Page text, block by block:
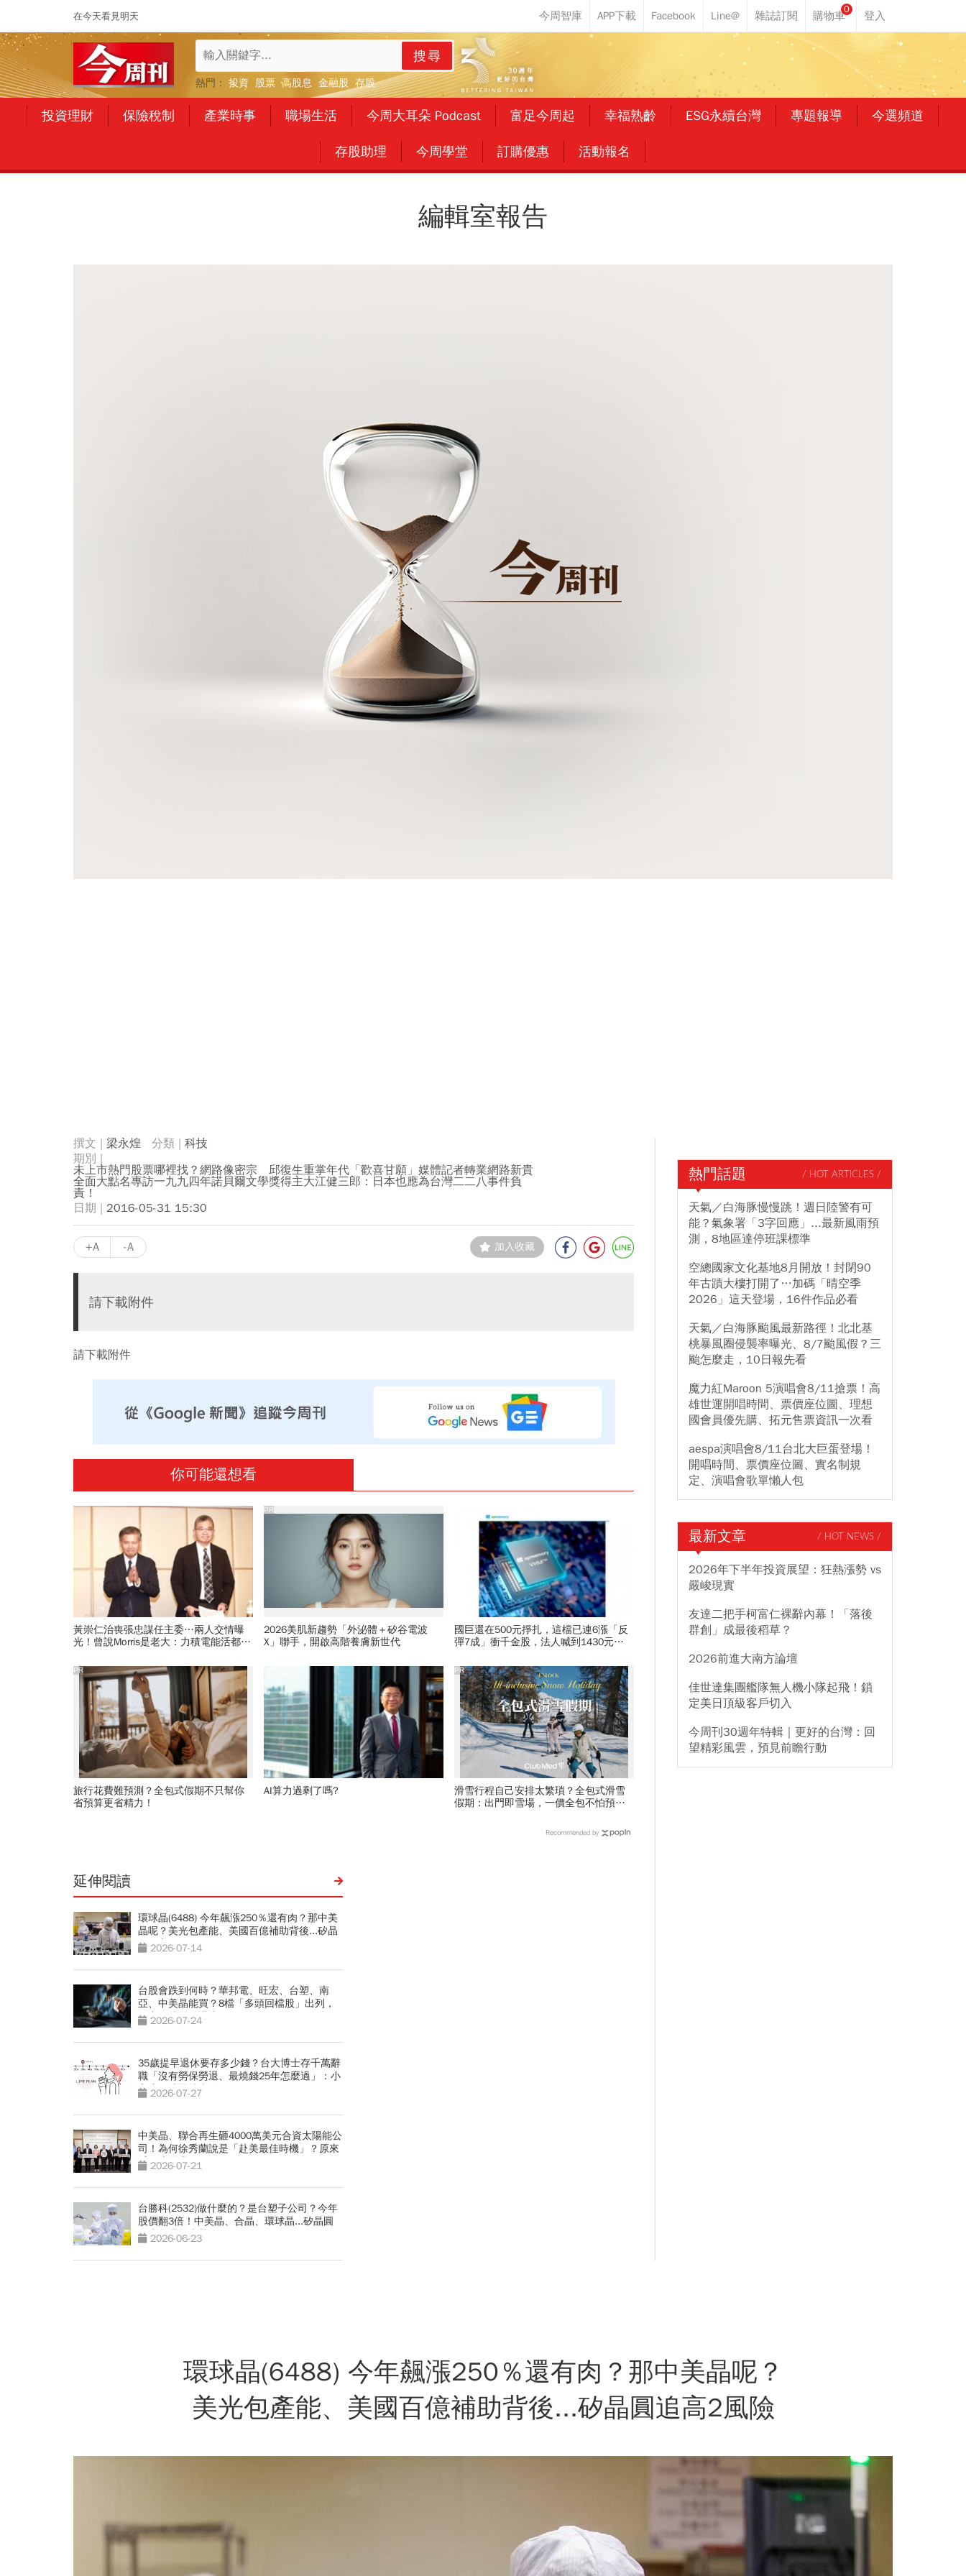
在今天看見明天
0
搜尋
熱門： 投資 股票 高股息 金融股 存股
投資理財 保險稅制 產業時事 職場生活 今周大耳朵 Podcast 富足今周起 幸福熟齡 ESG永續台灣 專題報導 今選頻道
存股助理 今周學堂 訂購優惠 活動報名
編輯室報告
梁永煌
科技
未上市熱門股票哪裡找？網路像密宗 邱復生重掌年代「歡喜甘願」媒體記者轉業網路新貴
全面大點名專訪一九九四年諾貝爾文學獎得主大江健三郎：日本也應為台灣二二八事件負
責！
2016-05-31 15:30
+A -A 加入收藏
請下載附件
請下載附件
你可能還想看
黃崇仁治喪張忠謀任主委…兩人交情曝
光！曾說Morris是老大：力積電能活都他
2026美肌新趨勢「外泌體＋矽谷電波
X」聯手，開啟高階養膚新世代
PR
國巨還在500元掙扎，這檔已連6漲「反
彈7成」衝千金股，法人喊到1430元，
旅行花費難預測？全包式假期不只幫你
省預算更省精力！
PR
AI算力過剩了嗎?
滑雪行程自己安排太繁瑣？全包式滑雪
假期：出門即雪場，一價全包不怕預算
PR
Recommended by
延伸閱讀
環球晶(6488) 今年飆漲250％還有肉？那中美
晶呢？美光包產能、美國百億補助背後...矽晶
圓追高2風險
2026-07-14
台股會跌到何時？華邦電、旺宏、台塑、南
亞、中美晶能買？8檔「多頭回檔股」出列，
再賺一波買點曝光
2026-07-24
35歲提早退休要存多少錢？台大博士存千萬辭
職「沒有勞保勞退、最燒錢25年怎麼過」：小
心這顆地雷燒光存款
2026-07-27
中美晶、聯合再生砸4000萬美元合資太陽能公
司！為何徐秀蘭說是「赴美最佳時機」？原來
看到這需求
2026-07-21
台勝科(2532)做什麼的？是台塑子公司？今年
股價翻3倍！中美晶、合晶、環球晶...矽晶圓
下半年還能大暴漲？
2026-06-23
熱門話題 / HOT ARTICLES /
天氣／白海豚慢慢跳！週日陸警有可
能？氣象署「3字回應」...最新風雨預
測，8地區達停班課標準
空總國家文化基地8月開放！封閉90
年古蹟大樓打開了…加碼「晴空季
2026」這天登場，16件作品必看
天氣／白海豚颱風最新路徑！北北基
桃暴風圈侵襲率曝光、8/7颱風假？三
颱怎麼走，10日報先看
魔力紅Maroon 5演唱會8/11搶票！高
雄世運開唱時間、票價座位圖、理想
國會員優先購、拓元售票資訊一次看
aespa演唱會8/11台北大巨蛋登場！
開唱時間、票價座位圖、實名制規
定、演唱會歌單懶人包
最新文章 / HOT NEWS /
2026年下半年投資展望：狂熱漲勢 vs
嚴峻現實
友達二把手柯富仁裸辭內幕！「落後
群創」成最後稻草？
2026前進大南方論壇
佳世達集團艦隊無人機小隊起飛！鎖
定美日頂級客戶切入
今周刊30週年特輯｜更好的台灣：回
望精彩風雲，預見前瞻行動
環球晶(6488) 今年飆漲250％還有肉？那中美晶呢？
美光包產能、美國百億補助背後...矽晶圓追高2風險